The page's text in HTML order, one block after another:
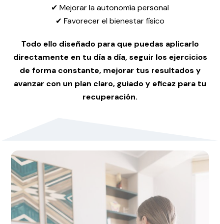
✔ Mejorar la autonomía personal
✔ Favorecer el bienestar físico
Todo ello diseñado para que puedas aplicarlo
directamente en tu día a día, seguir los ejercicios
de forma constante, mejorar tus resultados y
avanzar con un plan claro, guiado y eficaz para tu
recuperación.